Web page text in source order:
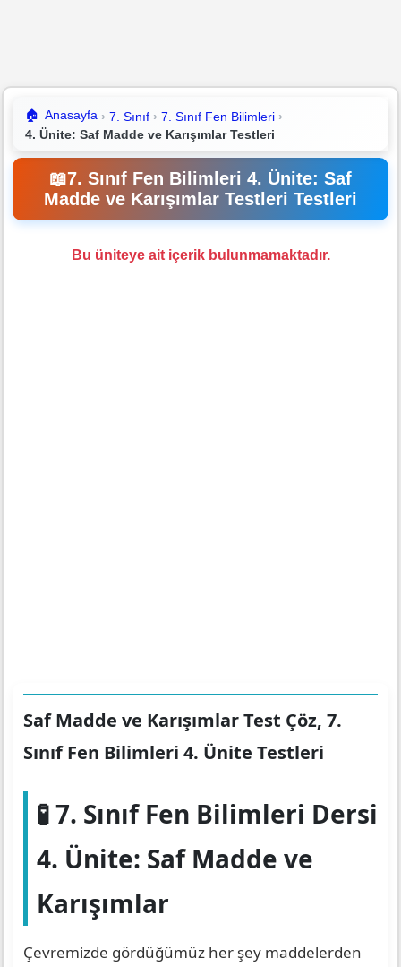
🏠 Anasayfa 7. Sınıf
7. Sınıf Fen Bilimleri
4. Ünite: Saf Madde ve Karışımlar Testleri
📖7. Sınıf Fen Bilimleri 4. Ünite: Saf
Madde ve Karışımlar Testleri Testleri
Bu üniteye ait içerik bulunmamaktadır.
Saf Madde ve Karışımlar Test Çöz, 7.
Sınıf Fen Bilimleri 4. Ünite Testleri
🧪 7. Sınıf Fen Bilimleri Dersi
4. Ünite: Saf Madde ve
Karışımlar
Çevremizde gördüğümüz her şey maddelerden